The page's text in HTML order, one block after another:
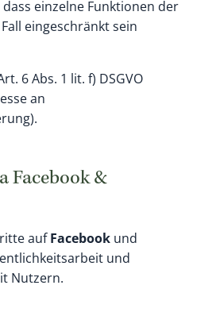
einzelne Funktionen der
eingeschränkt sein
6 Abs. 1 lit. f) DSGVO
an
Facebook &
aufFacebookund
und
Nutzern.